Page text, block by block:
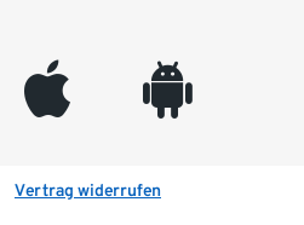
appleinc android
Vertrag widerrufen